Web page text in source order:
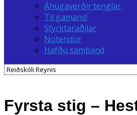
Áhugaverðir tenglar
Til gamans!
Styrktaraðilar
Notendur
Hafðu samband
Fyrsta stig –